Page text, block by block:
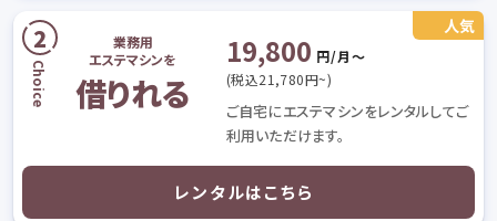
業務用
エステマシンを
借りれる
19,800 円/月〜
(税込21,780円~)
ご自宅にエステマシンをレンタルしてご
利用いただけます。
レンタルはこちら